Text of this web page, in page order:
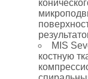
MIS
костную